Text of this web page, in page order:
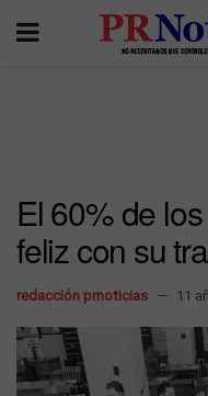
El 60% de
feliz con su
redacción prnoticias 11